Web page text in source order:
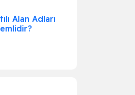
Alan Adları